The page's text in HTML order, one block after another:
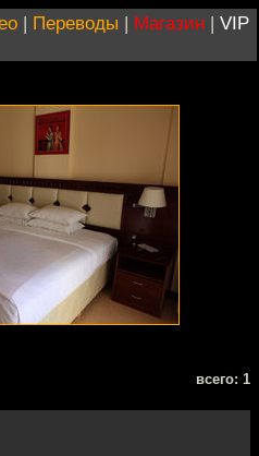
| Переводы | Магазин | VIP
всего: 1